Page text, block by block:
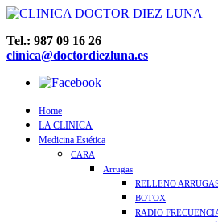
Tel.: 987 09 16 26
clínica@doctordiezluna.es
Home
LA CLINICA
Medicina Estética
CARA
Arrugas
RELLENO
BOTOX
RADIO